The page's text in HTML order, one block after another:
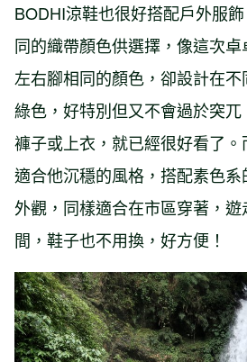
BODHI涼鞋也很好搭配戶外服
同的織帶顏色供選擇，像這次卓
左右腳相同的顏色，卻設計在
綠色，好特別但又不會過於突
褲子或上衣，就已經很好看了。
適合他沉穩的風格，搭配素色
外觀，同樣適合在市區穿著，
間，鞋子也不用換，好方便！